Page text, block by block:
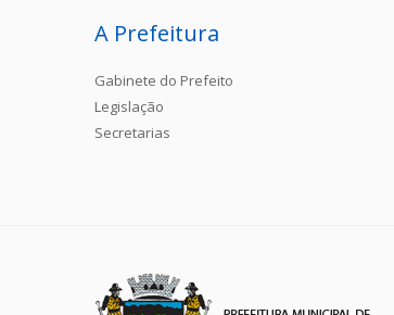
A Prefeitura
Gabinete do Prefeito
Legislação
Secretarias